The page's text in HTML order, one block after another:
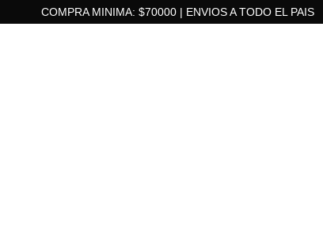
COMPRA MINIMA: $70000 | ENVIOS A TODO EL PAIS